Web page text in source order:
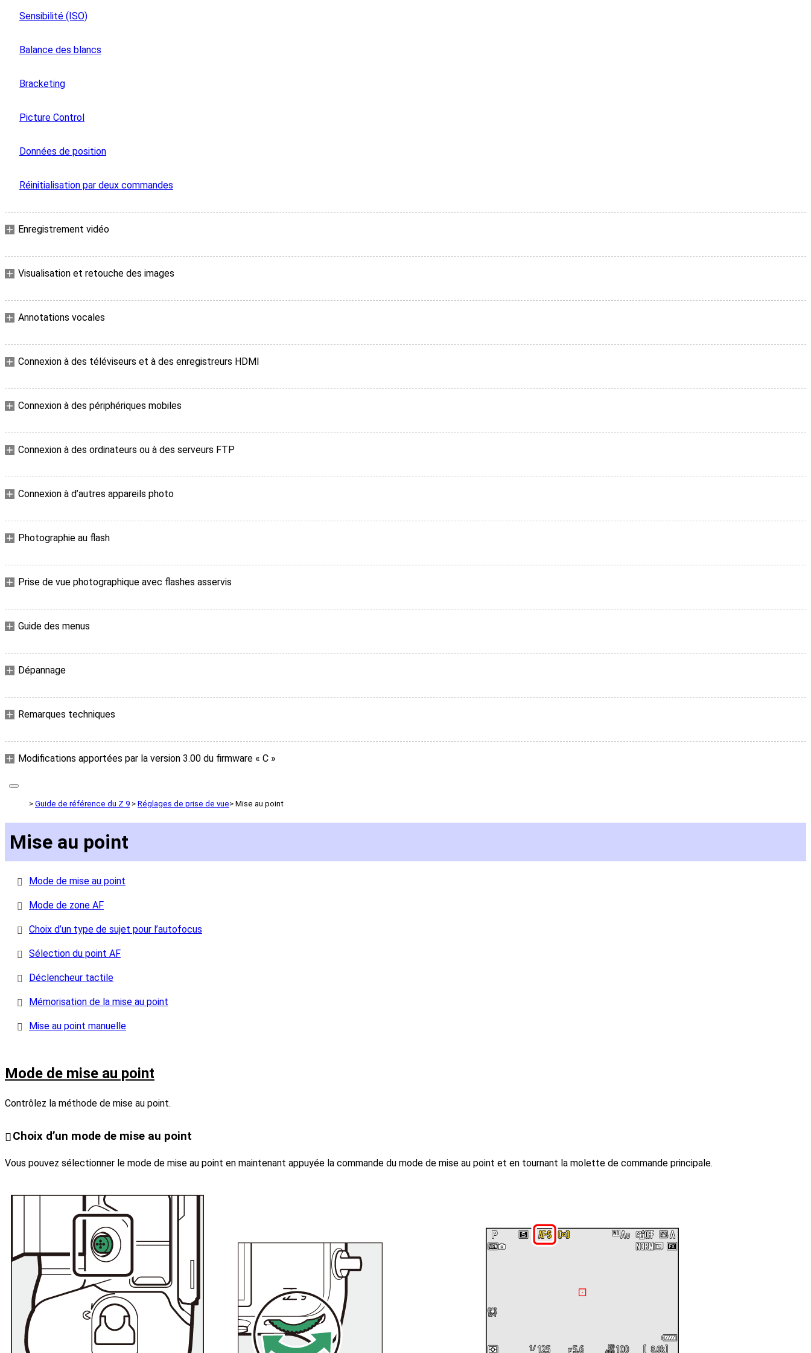
Sensibilité (ISO)
Balance des blancs
Bracketing
Picture Control
Données de position
Réinitialisation par deux commandes
Enregistrement vidéo
Visualisation et retouche des images
Annotations vocales
Connexion à des téléviseurs et à des enregistreurs HDMI
Connexion à des périphériques mobiles
Connexion à des ordinateurs ou à des serveurs FTP
Connexion à d’autres appareils photo
Photographie au flash
Prise de vue photographique avec flashes asservis
Guide des menus
Dépannage
Remarques techniques
Modifications apportées par la version 3.00 du firmware « C »
Guide de référence du Z 9 Réglages de prise de vue Mise au point
Mise au point
Mode de mise au point
Mode de zone AF
Choix d’un type de sujet pour l’autofocus
Sélection du point AF
Déclencheur tactile
Mémorisation de la mise au point
Mise au point manuelle
Mode de mise au point
Contrôlez la méthode de mise au point.
Choix d’un mode de mise au point
Vous pouvez sélectionner le mode de mise au point en maintenant appuyée la commande du mode de mise au point et en tournant la molette de commande principale.